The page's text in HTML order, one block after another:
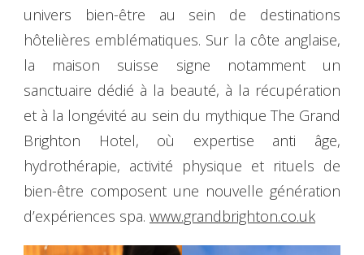
univers bien-être au sein de destinations
hôtelières emblématiques. Sur la côte anglaise,
la maison suisse signe notamment un
sanctuaire dédié à la beauté, à la récupération
et à la longévité au sein du mythique The Grand
Brighton Hotel, où expertise anti âge,
hydrothérapie, activité physique et rituels de
bien-être composent une nouvelle génération
d’expériences spa. www.grandbrighton.co.uk